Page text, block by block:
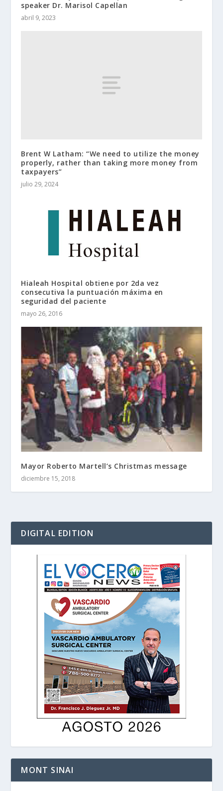
speaker Dr. Marisol Capellan
abril 9, 2023
Brent W Latham: “We need to utilize the money
properly, rather than taking more money from
taxpayers”
julio 29, 2024
Hialeah Hospital obtiene por 2da vez
consecutiva la puntuación máxima en
seguridad del paciente
mayo 26, 2016
Mayor Roberto Martell’s Christmas message
diciembre 15, 2018
DIGITAL EDITION
MONT SINAI